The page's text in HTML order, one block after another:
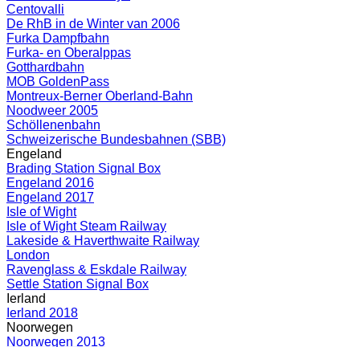
Centovalli
De RhB in de Winter van 2006
Furka Dampfbahn
Furka- en Oberalppas
Gotthardbahn
MOB GoldenPass
Montreux-Berner Oberland-Bahn
Noodweer 2005
Schöllenenbahn
Schweizerische Bundesbahnen (SBB)
Engeland
Brading Station Signal Box
Engeland 2016
Engeland 2017
Isle of Wight
Isle of Wight Steam Railway
Lakeside & Haverthwaite Railway
London
Ravenglass & Eskdale Railway
Settle Station Signal Box
Ierland
Ierland 2018
Noorwegen
Noorwegen 2013